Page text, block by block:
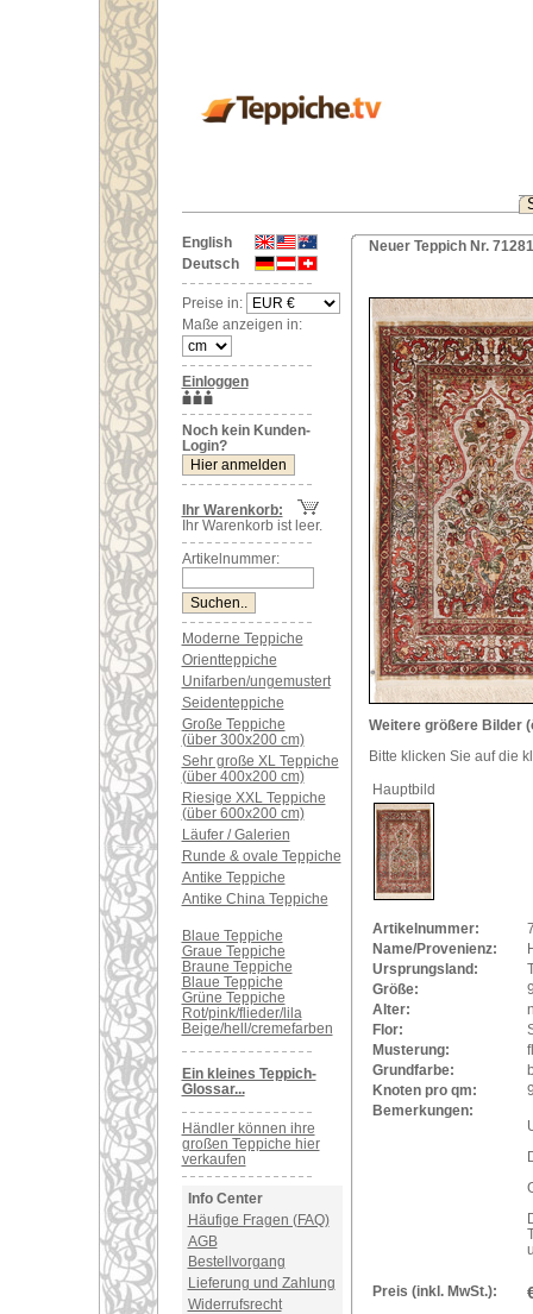
English
Deutsch
Preise in:
Maße anzeigen in:
Einloggen
Noch kein Kunden-
Login?
Ihr Warenkorb:
Ihr Warenkorb ist leer.
Artikelnummer:
Moderne Teppiche
Orientteppiche
Unifarben/ungemustert
Seidenteppiche
Große Teppiche
(über 300x200 cm)
Sehr große XL Teppiche
(über 400x200 cm)
Riesige XXL Teppiche
(über 600x200 cm)
Läufer / Galerien
Runde & ovale Teppiche
Antike Teppiche
Antike China Teppiche
Blaue Teppiche
Graue Teppiche
Braune Teppiche
Blaue Teppiche
Grüne Teppiche
Rot/pink/flieder/lila
Beige/hell/cremefarben
Ein kleines Teppich-
Glossar...
Händler können ihre
großen Teppiche hier
verkaufen
Info Center
Häufige Fragen (FAQ)
AGB
Bestellvorgang
Lieferung und Zahlung
Widerrufsrecht
Neuer Teppich Nr.
Weitere größere Bilder
Bitte klicken Sie auf die
Hauptbild
Artikelnummer:
Name/Provenienz:
Ursprungsland:
Größe:
Alter:
Flor:
Musterung:
Grundfarbe:
Knoten pro qm:
Bemerkungen:
Preis (inkl. MwSt.):